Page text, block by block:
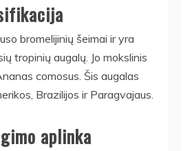
bromelijinių šeimai ir yra
tropinių augalų. Jo mokslinis
comosus. Šis augalas
Brazilijos ir Paragvajaus.
aplinka